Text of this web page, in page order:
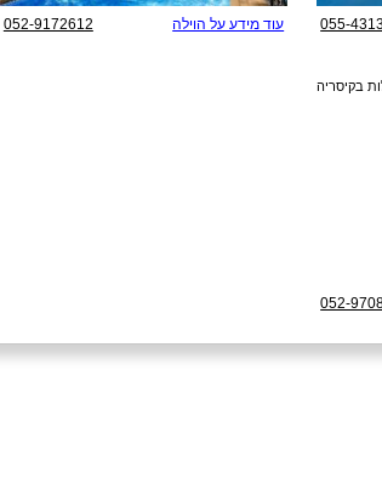
055- עוד מידע על הוילה 052-9172612
בקיסריה
052-